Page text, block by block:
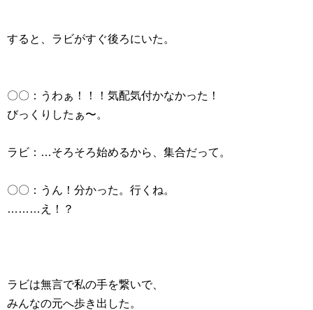
すると、ラビがすぐ後ろにいた。
〇〇：うわぁ！！！気配気付かなかった！
びっくりしたぁ〜。
ラビ：…そろそろ始めるから、集合だって。
〇〇：うん！分かった。行くね。
………え！？
ラビは無言で私の手を繋いで、
みんなの元へ歩き出した。